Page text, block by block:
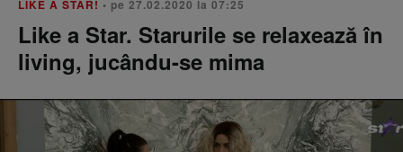
LIKE A STAR! • pe 27.02.2020 la 07:25
Like a Star. Starurile se relaxează în
living, jucându-se mima